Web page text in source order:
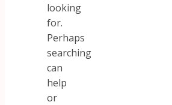
looking
for.
Perhaps
searching
can
help
or